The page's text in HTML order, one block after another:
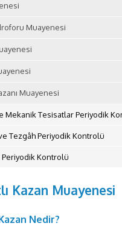
Muayenesi
Muayenesi
Mekanik Tesisatlar Periyodik
Tezgâh Periyodik Kontrolü
Kontrolü
Kazan Muayenesi
Nedir?